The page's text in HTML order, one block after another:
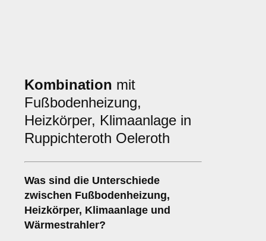
Kombination mit
Fußbodenheizung,
Heizkörper, Klimaanlage in
Ruppichteroth Oeleroth
Was sind die Unterschiede
zwischen Fußbodenheizung,
Heizkörper, Klimaanlage und
Wärmestrahler?